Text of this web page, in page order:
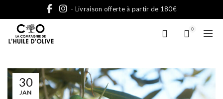
- Livraison offerte à partir de 180€
0
30
JAN